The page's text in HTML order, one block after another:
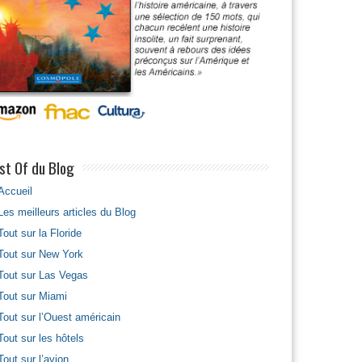
Of du Blog
meilleurs articles du Blog
sur la Floride
sur New York
sur Las Vegas
sur Miami
sur l’Ouest américain
sur les hôtels
sur l’avion